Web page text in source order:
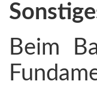
Beim